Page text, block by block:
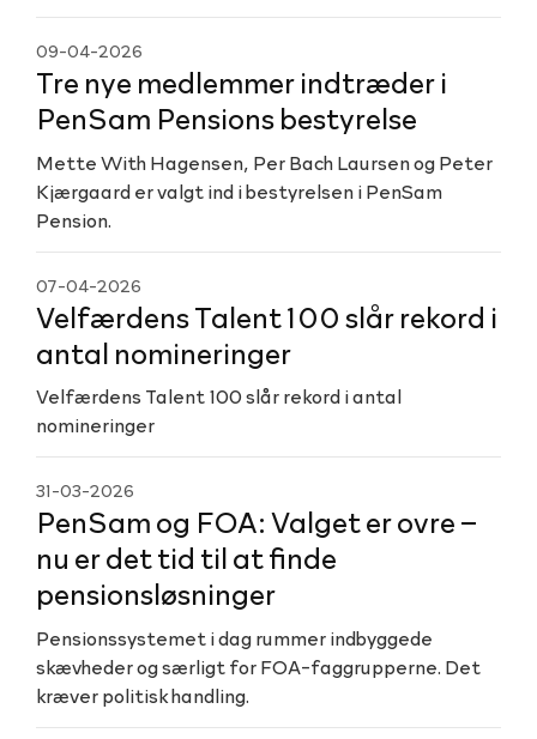
09-04-2026
Tre nye medlemmer indtræder i
PenSam Pensions bestyrelse
Mette With Hagensen, Per Bach Laursen og Peter
Kjærgaard er valgt ind i bestyrelsen i PenSam
Pension.
07-04-2026
Velfærdens Talent 100 slår rekord i
antal nomineringer
Velfærdens Talent 100 slår rekord i antal
nomineringer
31-03-2026
PenSam og FOA: Valget er ovre –
nu er det tid til at finde
pensionsløsninger
Pensionssystemet i dag rummer indbyggede
skævheder og særligt for FOA-faggrupperne. Det
kræver politisk handling.